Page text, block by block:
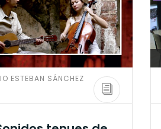
ESTEBAN SÁNCHEZ